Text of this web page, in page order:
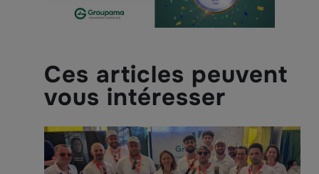
Ces articles peuvent
vous intéresser